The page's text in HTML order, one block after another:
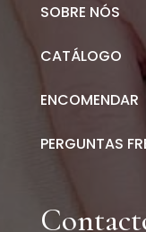
SOBRE NÓS
CATÁLOGO
ENCOMENDAR
PERGUNTAS